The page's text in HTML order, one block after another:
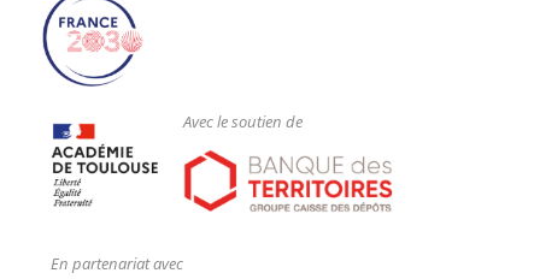
Avec le soutien de
En partenariat avec